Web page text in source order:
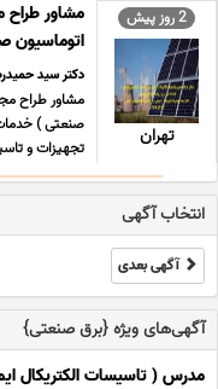
پیوستگی و
2 روز پیش
تهران
مشاور طراح
اتوماسیون
دکتر سید
مشاور طراح
نصب و راه
نگهداری و
انتخاب آگهی
آگهی بعدی
آگهی‌های ویژه {برق صنعتی}
مدرس ( تاسیسات الکتریکال